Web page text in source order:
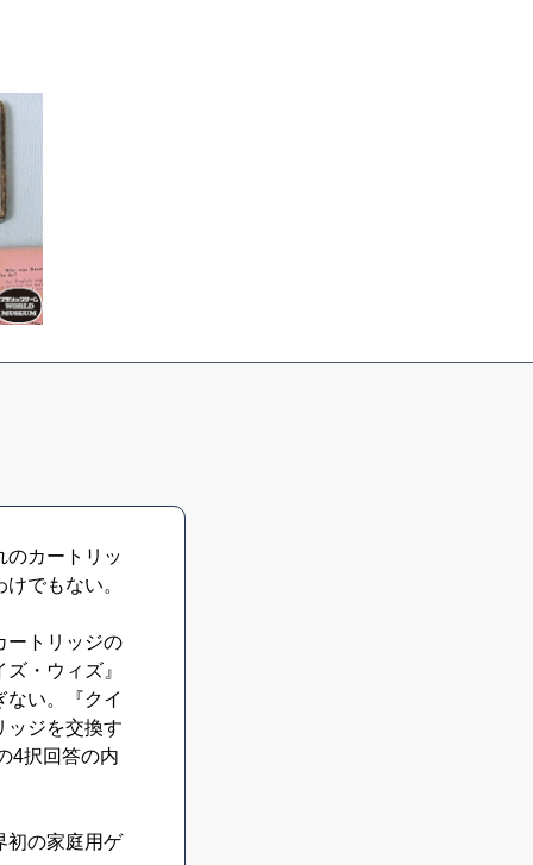
カートリッ
でもない。
トリッジの
・ウィズ』
い。『クイ
ッジを交換す
4択回答の内
の家庭用ゲ